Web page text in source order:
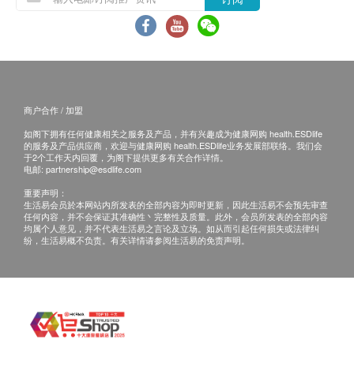
咨询有认可资格的医生，作出诊断及治疗。
本服务/产品由商户提供。生活易【健康网购
网购health.ESDlife概不负责。一切有关的索偿或
查询，须向提供服务之体检中心或商户提出。
商户合作 / 加盟
如阁下拥有任何健康相关之服务及产品，并有兴趣成为健康网购 health.ESDlife
的服务及产品供应商，欢迎与健康网购 health.ESDlife业务发展部联络。我们会
于2个工作天内回覆，为阁下提供更多有关合作详情。
电邮: partnership@esdlife.com
重要声明：
生活易会员於本网站内所发表的全部内容为即时更新，因此生活易不会预先审查
任何内容，并不会保证其准确性丶完整性及质量。此外，会员所发表的全部内容
均属个人意见，并不代表生活易之言论及立场。如从而引起任何损失或法律纠
纷，生活易概不负责。有关详情请参阅生活易的免责声明。